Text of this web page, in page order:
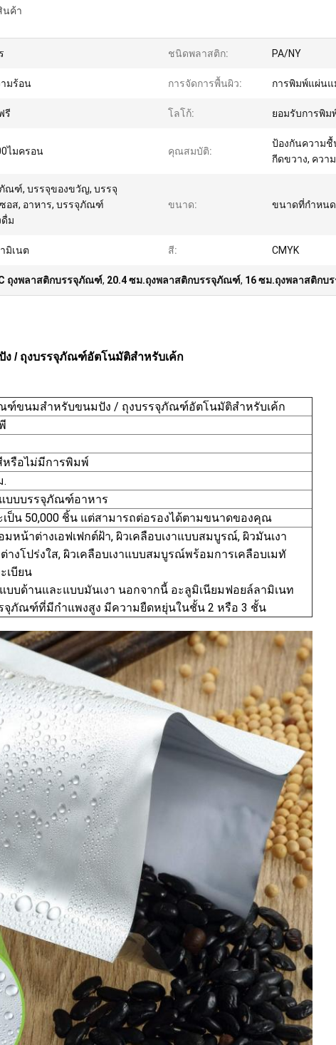
นค้า
ชนิดพลาสติก: PA/NY
มร้อน การจัดการพื้นผิว: การพิมพ์แผ่น
รี โลโก้: ยอมรับการพิม
ไมครอน คุณสมบัติ:
ป้องกันความชื้
กีดขวาง, ควา
ณฑ์, บรรจุของขวัญ, บรรจุ
ส, อาหาร, บรรจุภัณฑ์
ดื่ม
ขนาด: ขนาดที่กำหนด
มิเนต สี: CMYK
ถุงพลาสติกบรรจุภัณฑ์, 20.4 ซม.ถุงพลาสติกบรรจุภัณฑ์, 16 ซม.ถุงพลาสติกบ
/ ถุงบรรจุภัณฑ์อัตโนมัติสำหรับเค้ก
ฑ์ขนมสำหรับขนมปัง / ถุงบรรจุภัณฑ์อัตโนมัติสำหรับเค้ก
หรือไม่มีการพิมพ์
.
บบบรรจุภัณฑ์อาหาร
เป็น 50,000 ชิ้น แต่สามารถต่อรองได้ตามขนาดของคุณ
หน้าต่างเอฟเฟกต์ฝ้า, ผิวเคลือบเงาแบบสมบูรณ์, ผิวมันเงา
งโปร่งใส, ผิวเคลือบเงาแบบสมบูรณ์พร้อมการเคลือบเมทั
เบียน
บบด้านและแบบมันเงา นอกจากนี้ อะลูมิเนียมฟอยล์ลามิเนท
จุภัณฑ์ที่มีกำแพงสูง มีความยืดหยุ่นในชั้น 2 หรือ 3 ชั้น